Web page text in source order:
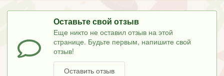
Оставьте свой отзыв
Еще никто не оставил отзыв на этой
странице. Будьте первым, напишите свой
отзыв!
Оставить отзыв